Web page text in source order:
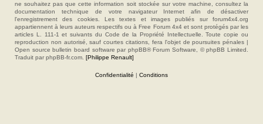
ne souhaitez pas que cette information soit stockée sur votre machine, consultez la
documentation technique de votre navigateur Internet afin de désactiver
l'enregistrement des cookies. Les textes et images publiés sur forum4x4.org
appartiennent à leurs auteurs respectifs ou à Free Forum 4x4 et sont protégés par les
articles L. 111-1 et suivants du Code de la Propriété Intellectuelle. Toute copie ou
reproduction non autorisé, sauf courtes citations, fera l'objet de poursuites pénales |
Open source bulletin board software par phpBB® Forum Software, © phpBB Limited.
Traduit par phpBB-fr.com. [Philippe Renault]
Confidentialité | Conditions